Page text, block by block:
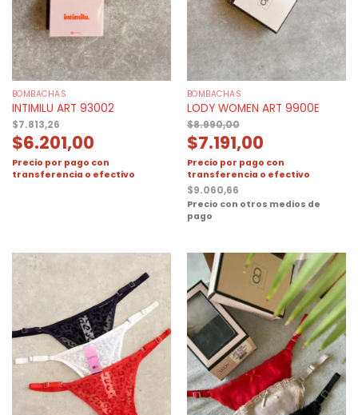
BOMBACHAS
INTIMILU ART 93002
$7.813,26
$6.201,00
Precio por pago con
transferencia o efectivo
BOMBACHAS
LODY WOMEN ART 9900E
$8.990,00
$7.191,00
Precio por pago con
transferencia o efectivo
$9.060,66
Precio con otros medios de
pago